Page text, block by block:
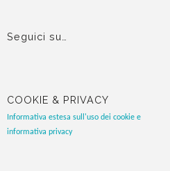
Seguici su…
COOKIE & PRIVACY
Informativa estesa sull'uso dei cookie e
informativa privacy